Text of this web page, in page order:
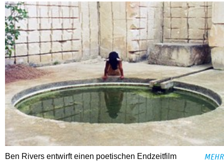
Ben Rivers entwirft einen poetischen Endzeitfilm
MEHR